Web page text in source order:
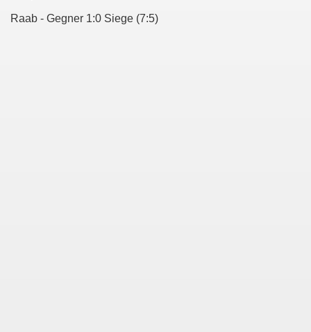
Raab - Gegner 1:0 Siege (7:5)